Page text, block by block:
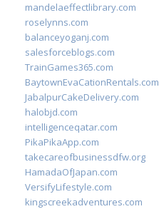
mandelaeffectlibrary.com
roselynns.com
balanceyoganj.com
salesforceblogs.com
TrainGames365.com
BaytownEvaCationRentals.com
JabalpurCakeDelivery.com
halobjd.com
intelligenceqatar.com
PikaPikaApp.com
takecareofbusinessdfw.org
HamadaOfJapan.com
VersifyLifestyle.com
kingscreekadventures.com